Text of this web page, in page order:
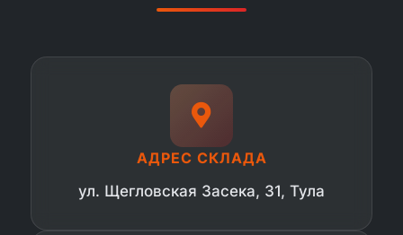
АДРЕС СКЛАДА
ул. Щегловская Засека, 31, Тула